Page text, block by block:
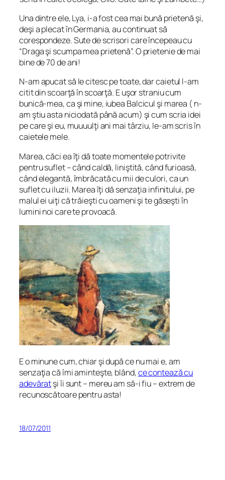
Una dintre ele, Lya, i-a fost cea mai bună prietenă şi,
deşi a plecat în Germania, au continuat să
corespondeze. Sute de scrisori care începeau cu
“Draga şi scumpa mea prietenă”. O prietenie de mai
bine de 70 de ani!
N-am apucat să le citesc pe toate, dar caietul l-am
citit din scoarţă în scoarţă. E uşor straniu cum
bunică-mea, ca şi mine, iubea Balcicul şi marea ( n-
am ştiu asta niciodată până acum) şi cum scria idei
pe care şi eu, muuuulţi ani mai târziu, le-am scris în
caietele mele.
Marea, căci ea îţi dă toate momentele potrivite
pentru suflet – când caldă, liniştită, când furioasă,
când elegantă, îmbrăcată cu mii de culori, ca un
suflet cu iluzii. Marea îţi dă senzaţia infinitului, pe
malul ei uiţi că trăieşti cu oameni şi te găseşti în
lumini noi care te provoacă.
E o minune cum, chiar şi după ce nu mai e, am
senzaţia că îmi aminteşte, blând,ce contează cu
adevăratşi îi sunt – mereu am să-i fiu – extrem de
recunoscătoare pentru asta!
18/07/2011